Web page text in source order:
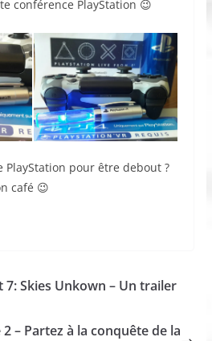
conférence PlayStation 😉
PlayStation pour être debout ?
café 😉
7: Skies Unkown – Un trailer
2 – Partez à la conquête de la